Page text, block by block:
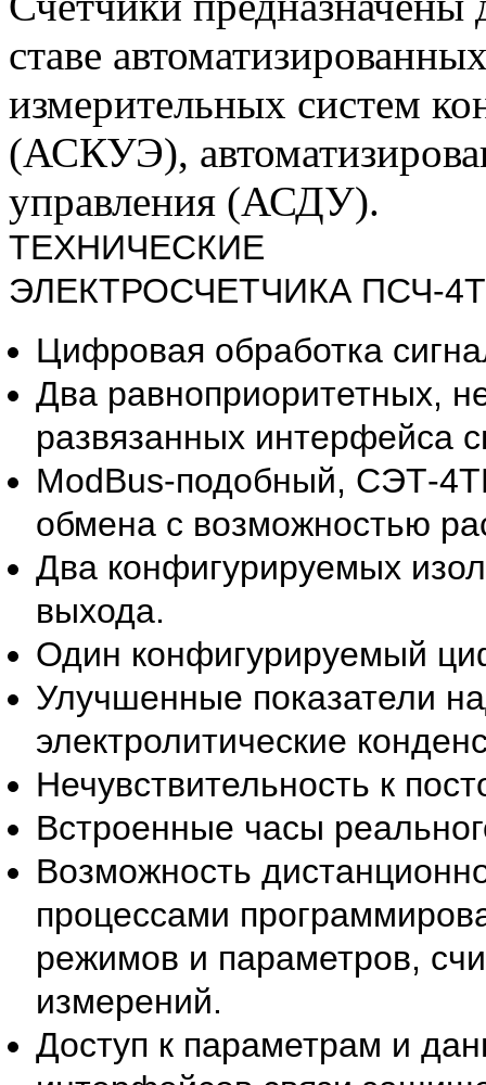
ставе
измерительных систем
(АСКУЭ),
управления (АСДУ).
ЭЛЕКТРОСЧЕТЧИКА ПСЧ-
Цифровая обработка
Два равноприоритетных,
развязанных интерфейса
ModBus-подобный, СЭТ-
обмена с возможностью
Два конфигурируемых
выхода.
Один конфигурируемый
Улучшенные показатели
электролитические
Нечувствительность к
Встроенные часы
Возможность
процессами
режимов и параметров,
измерений.
Доступ к параметрам и